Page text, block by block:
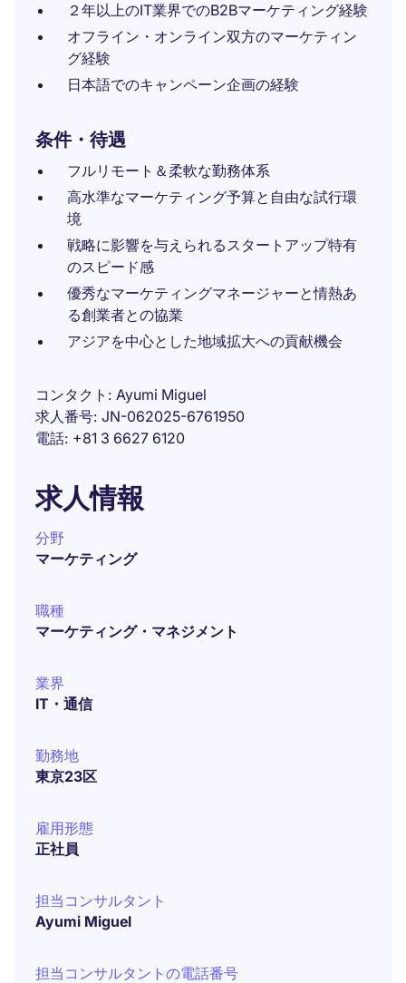
２年以上のIT業界でのB2Bマーケティング経験
オフライン・オンライン双方のマーケティン
グ経験
日本語でのキャンペーン企画の経験
条件・待遇
フルリモート＆柔軟な勤務体系
高水準なマーケティング予算と自由な試行環
境
戦略に影響を与えられるスタートアップ特有
のスピード感
優秀なマーケティングマネージャーと情熱あ
る創業者との協業
アジアを中心とした地域拡大への貢献機会
コンタクト
Ayumi Miguel
求人番号 JN-062025-6761950
電話 +81 3 6627 6120
求人情報
分野
マーケティング
職種
マーケティング・マネジメント
業界
IT・通信
勤務地
東京23区
雇用形態
正社員
担当コンサルタント
Ayumi Miguel
担当コンサルタントの電話番号